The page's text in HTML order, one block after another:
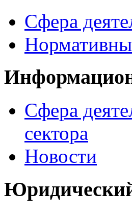
Сфера
Сфера
сектора
Новости